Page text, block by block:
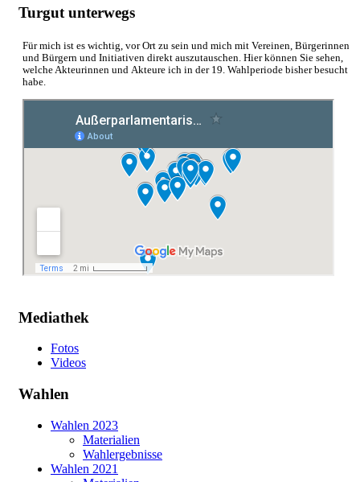
Turgut unterwegs
Für mich ist es wichtig, vor Ort zu sein und mich mit Vereinen, Bürgerinnen
und Bürgern und Initiativen direkt auszutauschen. Hier können Sie sehen,
welche Akteurinnen und Akteure ich in der 19. Wahlperiode bisher besucht
habe.
Mediathek
Fotos
Videos
Wahlen
Wahlen 2023
Materialien
Wahlergebnisse
Wahlen 2021